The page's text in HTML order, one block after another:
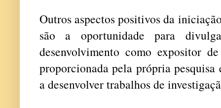
Outros aspectos positivos da
são a oportunidade para
desenvolvimento como expositor
proporcionada pela própria
a desenvolver trabalhos de